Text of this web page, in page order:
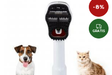
-8%
GRATIS